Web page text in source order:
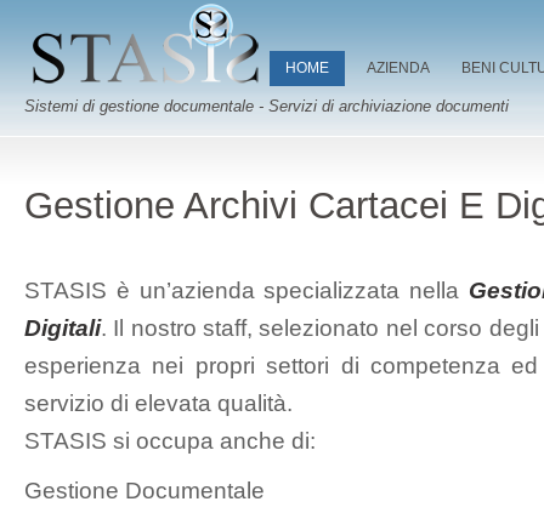
Sistemi di gestione documentale - Servizi di archiviazione documenti
HOME AZIENDA BENI
Gestione Archivi Cartacei E
STASIS è un’azienda specializzata nella
Digitali. Il nostro staff, selezionato nel corso
esperienza nei propri settori di competenza
servizio di elevata qualità.
STASIS si occupa anche di:
Gestione Documentale